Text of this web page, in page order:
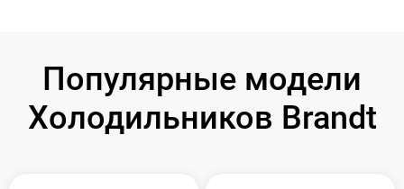
Популярные модели
Холодильников Brandt